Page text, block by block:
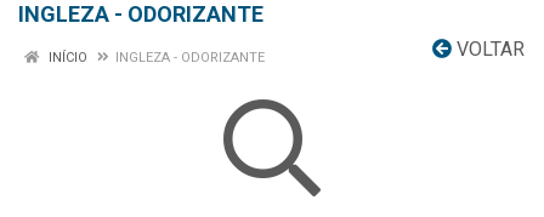
INGLEZA - ODORIZANTE
VOLTAR
INÍCIO INGLEZA - ODORIZANTE